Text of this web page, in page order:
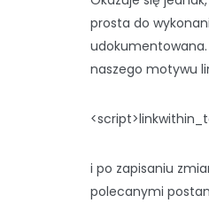
prosta do
naszego motywu
i po zapisaniu
polecanymi